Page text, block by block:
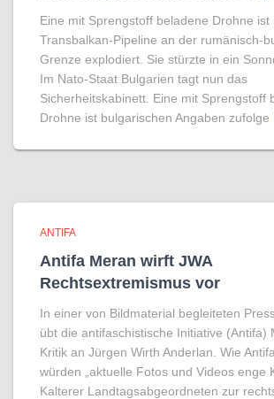
Eine mit Sprengstoff beladene Drohne ist
Transbalkan-Pipeline an der rumänisch-
Grenze explodiert. Sie stürzte in ein
Im Nato-Staat Bulgarien tagt nun das
Sicherheitskabinett. Eine mit Sprengstoff
Drohne ist bulgarischen Angaben zufolge
ANTIFA
Antifa Meran wirft JWA
Rechtsextremismus vor
In einer von Bildmaterial begleiteten
übt die antifaschistische Initiative (Antifa)
Kritik an Jürgen Wirth Anderlan. Wie
würden „aktuelle Fotos und Videos enge
Kalterer Landtagsabgeordneten zur